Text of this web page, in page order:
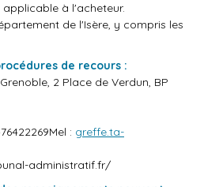
à l'acheteur.
de l'Isère, y compris les
de recours :
2 Place de Verdun, BP
: greffe.ta-
administratif.fr/